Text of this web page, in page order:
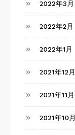
2022年3月
2022年2月
2022年1月
2021年12月
2021年11月
2021年10月